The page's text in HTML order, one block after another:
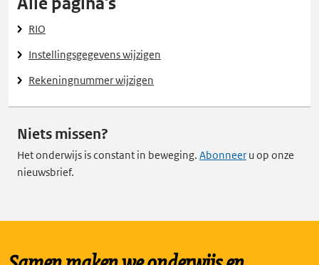
RIO
Instellingsgegevens wijzigen
Rekeningnummer wijzigen
Niets missen?
Het onderwijs is constant in beweging. Abonneer u op onze
nieuwsbrief.